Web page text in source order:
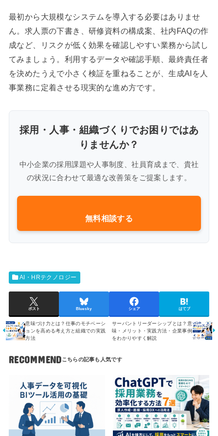
最初から大規模なシステムを導入する必要はありませ
ん。求人票の下書き、研修資料の構成案、社内FAQの作
成など、リスクが低く効果を確認しやすい業務から試し
てみましょう。利用するデータや確認手順、最終責任者
を決めたうえで小さく検証を重ねることが、生成AIを人
事業務に定着させる現実的な進め方です。
採用・人事・組織づくりでお困りではあ
りませんか？
中小企業の採用課題や人事制度、社員育成まで、貴社
の状況に合わせて最適な改善策をご提案します。
無料相談する
AI・HRテクノロジー
ポスト Bluesky シェア はてブ
意味づけ力とは？仕事のモチベーシ
ョンを高める考え方と組織での実践
方法
サーバントリーダーシップとは？意
味・メリット・実践方法・企業事例
をわかりやすく解説
RECOMMEND